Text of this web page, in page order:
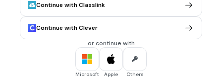
ék- és reteszkötés
ragasztás
csapszegek, rögzítőszegek, szegkötések
Continue with Classlink
Continue with Clever
or continue with
Microsoft Apple Others